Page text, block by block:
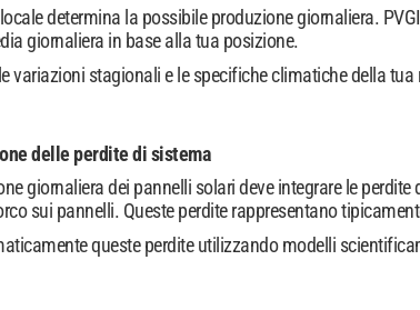
determina la possibile produzione giornaliera.
giornaliera in base alla tua posizione.
variazioni stagionali e le specifiche climatiche della
delle perdite di sistema
giornaliera dei pannelli solari deve integrare le
sui pannelli. Queste perdite rappresentano
queste perdite utilizzando modelli